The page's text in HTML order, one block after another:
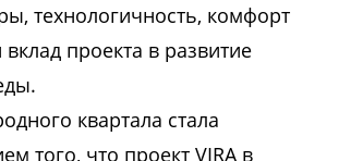
технологичность, комфорт
проекта в развитие
квартала стала
того, что проект VIRA в